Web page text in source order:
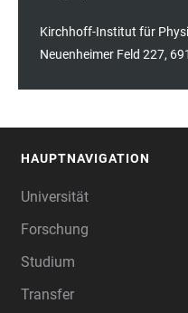
Kirchhoff-Institut für
Neuenheimer Feld 227,
HAUPTNAVIGATION
Universität
Forschung
Studium
Transfer